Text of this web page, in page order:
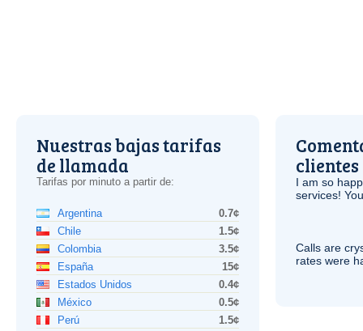
Nuestras bajas tarifas
de llamada
Tarifas por minuto a partir de:
Argentina
0.7¢
Chile
1.5¢
Colombia
3.5¢
España
15¢
Estados Unidos
0.4¢
México
0.5¢
Perú
1.5¢
clientes
I am so
services!
Calls are
rates were